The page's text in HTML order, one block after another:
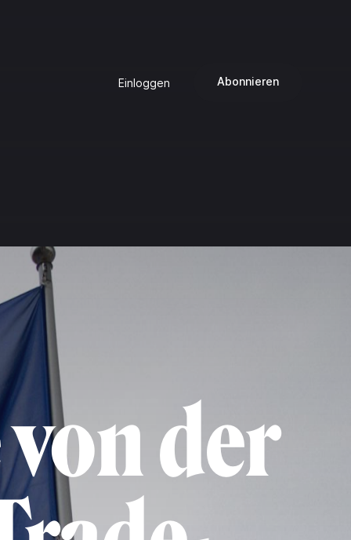
Einloggen Abonnieren
der